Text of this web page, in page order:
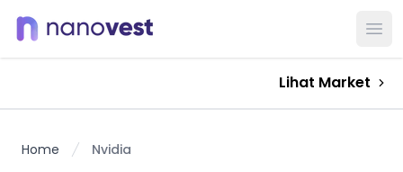
Lihat Market
Home Nvidia